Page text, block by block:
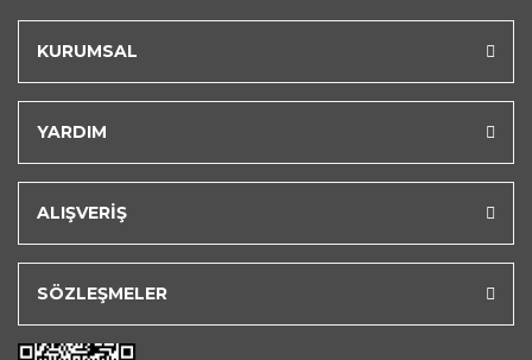
KURUMSAL
YARDIM
ALIŞVERİŞ
SÖZLEŞMELER